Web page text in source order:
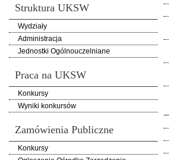
Struktura UKSW
Wydziały
Administracja
Jednostki Ogólnouczelniane
Praca na UKSW
Konkursy
Wyniki konkursów
Zamówienia Publiczne
Konkursy